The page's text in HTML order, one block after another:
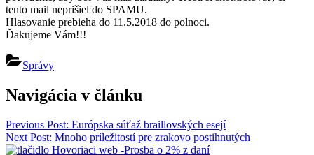
tento mail neprišiel do SPAMU.
Hlasovanie prebieha do 11.5.2018 do polnoci.
Ďakujeme Vám!!!
Správy
Navigácia v článku
Previous Post: Európska súťaž braillovských esejí
Next Post: Mnoho príležitostí pre zrakovo postihnutých